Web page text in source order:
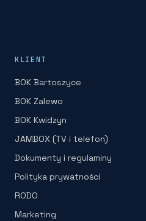
KLIENT
BOK Bartoszyce
BOK Zalewo
BOK Kwidzyn
JAMBOX (TV i telefon)
Dokumenty i regulaminy
Polityka prywatności
RODO
Marketing